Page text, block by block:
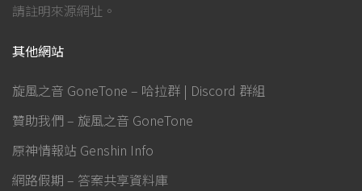
請註明來源網址。
其他網站
旋風之音 GoneTone – 哈拉群 | Discord 群組
贊助我們 – 旋風之音 GoneTone
原神情報站 Genshin Info
網路假期 – 答案共享資料庫